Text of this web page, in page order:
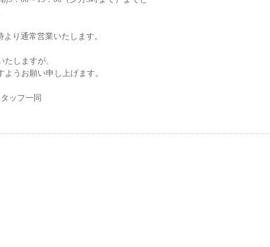
より通常営業いたします。
しますが、
うお願い申し上げます。
ッフ一同